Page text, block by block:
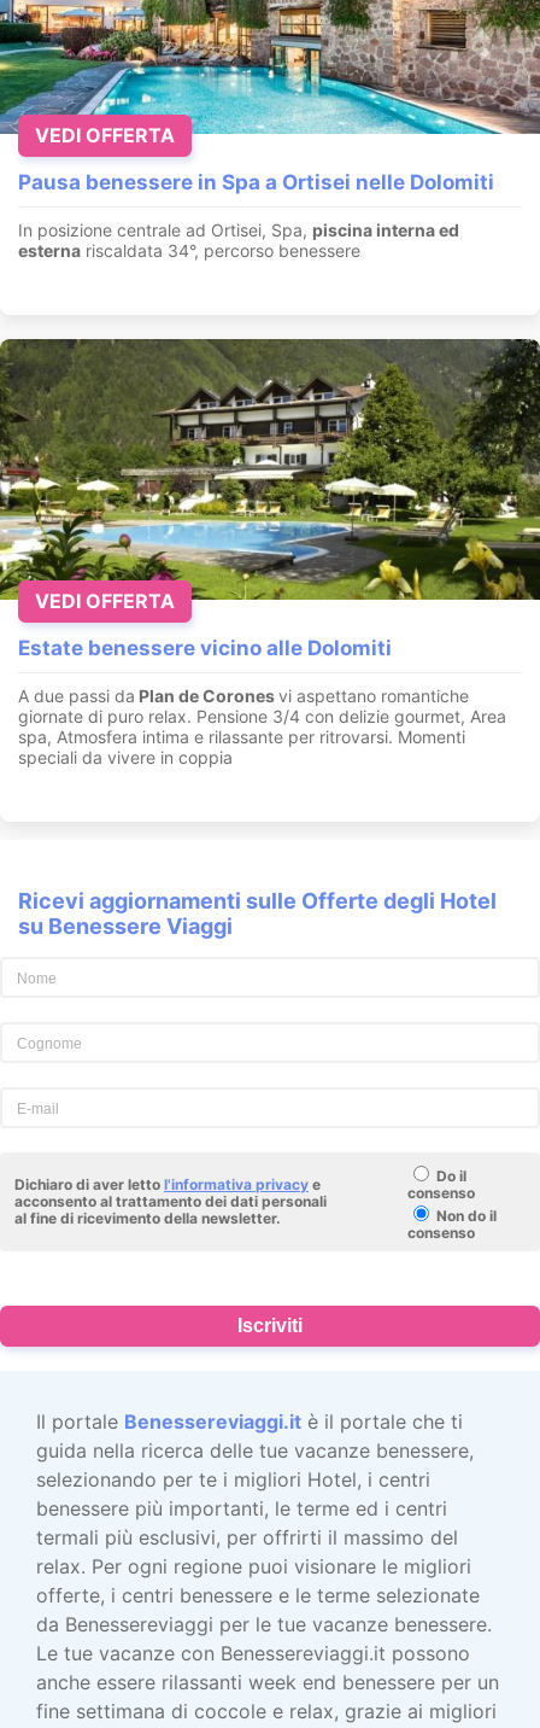
Pausa benessere in Spa a Ortisei nelle Dolomiti
In posizione centrale ad Ortisei, Spa, piscina interna ed
esterna riscaldata 34°, percorso benessere
VEDI OFFERTA
Estate benessere vicino alle Dolomiti
A due passi da Plan de Coronesvi aspettano romantiche
giornate di puro relax. Pensione 3/4 con delizie gourmet, Area
spa, Atmosfera intima e rilassante per ritrovarsi. Momenti
speciali da vivere in coppia
VEDI OFFERTA
Ricevi aggiornamenti sulle Offerte degli Hotel
su Benessere Viaggi
Dichiaro di aver letto l'informativa privacy e
acconsento al trattamento dei dati personali
al fine di ricevimento della newsletter.
Do il
consenso
Non do il
consenso
Iscriviti
Il portale Benessereviaggi.it è il portale che ti
guida nella ricerca delle tue vacanze benessere,
selezionando per te i migliori Hotel, i centri
benessere più importanti, le terme ed i centri
termali più esclusivi, per offrirti il massimo del
relax. Per ogni regione puoi visionare le migliori
offerte, i centri benessere e le terme selezionate
da Benessereviaggi per le tue vacanze benessere.
Le tue vacanze con Benessereviaggi.it possono
anche essere rilassanti week end benessere per un
fine settimana di coccole e relax, grazie ai migliori